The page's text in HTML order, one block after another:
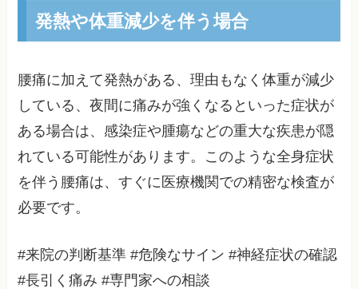
発熱や体重減少を伴う場合
腰痛に加えて発熱がある、理由もなく体重が減少
している、夜間に痛みが強くなるといった症状が
ある場合は、感染症や腫瘍などの重大な疾患が隠
れている可能性があります。このような全身症状
を伴う腰痛は、すぐに医療機関での精密な検査が
必要です。
#来院の判断基準 #危険なサイン #神経症状の確認
#長引く痛み #専門家への相談